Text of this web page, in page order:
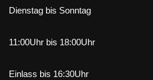
Dienstag bis Sonntag
11:00Uhr bis 18:00Uhr
Einlass bis 16:30Uhr